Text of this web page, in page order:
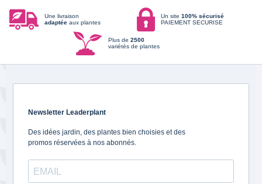
Une livraison
adaptée aux plantes
Un site 100% sécurisé
PAIEMENT SECURISE
Plus de 2500
variétés de plantes
Newsletter Leaderplant
Des idées jardin, des plantes bien choisies et des
promos réservées à nos abonnés.